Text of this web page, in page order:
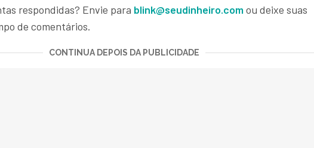
respondidas? Envie para blink@seudinheiro.comou deixe suas
de comentários.
CONTINUA DEPOIS DA PUBLICIDADE